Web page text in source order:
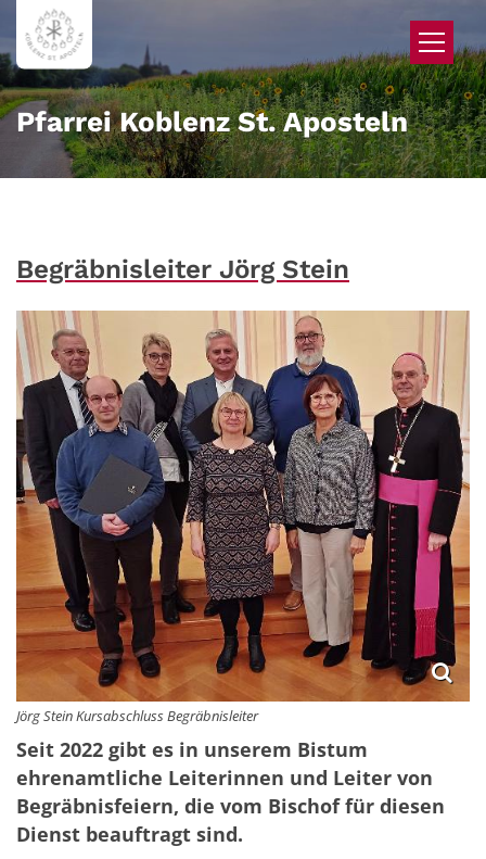
Zum Inhalt springen
Pfarrei Koblenz St. Aposteln
Begräbnisleiter Jörg Stein
Jörg Stein Kursabschluss Begräbnisleiter
Seit 2022 gibt es in unserem Bistum
ehrenamtliche Leiterinnen und Leiter von
Begräbnisfeiern, die vom Bischof für diesen
Dienst beauftragt sind.